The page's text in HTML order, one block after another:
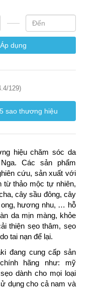
Áp dụng
129)
5sao thương hiệu
hiệu chăm sóc da
Các sản phẩm
cứu, sản xuất với
từ thảo mộc tự nhiên,
cây sầu đông, cây
ong, hương nhu, … hỗ
da mịn màng, khỏe
thiện sẹo thâm, sẹo
tai nạn để lại.
đang cung cấp sản
hãng như: mỹ
dành cho mọi loại
dụng cho cả nam và